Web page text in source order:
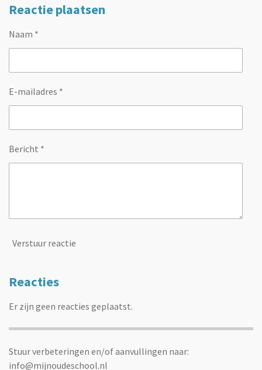
Reactie plaatsen
Naam *
E-mailadres *
Bericht *
Verstuur reactie
Reacties
Er zijn geen reacties geplaatst.
Stuur verbeteringen en/of aanvullingen naar:
info@mijnoudeschool.nl